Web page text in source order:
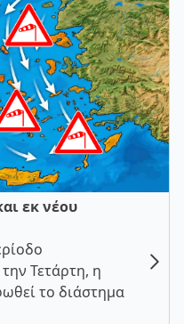
εκ νέου
Τετάρτη, η
το διάστημα